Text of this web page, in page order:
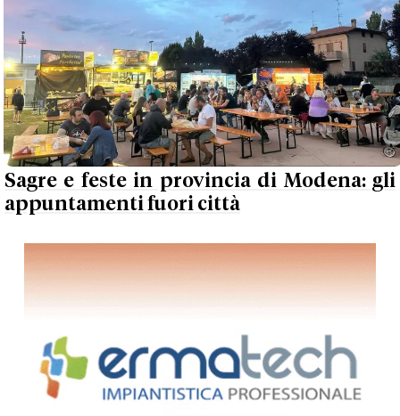
Sagre e feste in provincia di Modena: gli
appuntamenti fuori città